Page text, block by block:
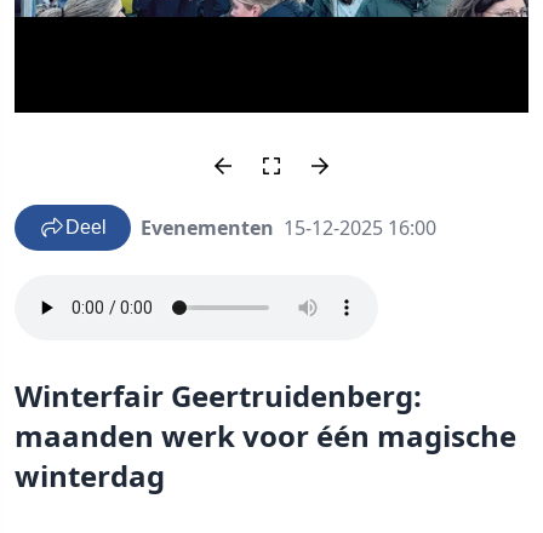
Deel Evenementen 15-12-2025 16:00
Winterfair Geertruidenberg:
maanden werk voor één magische
winterdag